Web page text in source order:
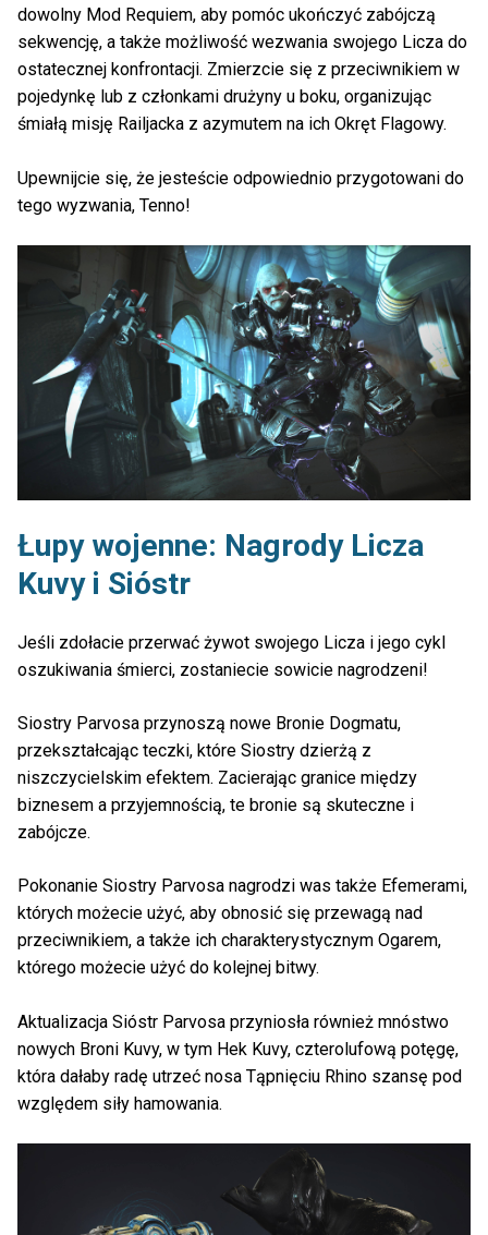
dowolny Mod Requiem, aby pomóc ukończyć zabójczą
sekwencję, a także możliwość wezwania swojego Licza do
ostatecznej konfrontacji. Zmierzcie się z przeciwnikiem w
pojedynkę lub z członkami drużyny u boku, organizując
śmiałą misję Railjacka z azymutem na ich Okręt Flagowy.
Upewnijcie się, że jesteście odpowiednio przygotowani do
tego wyzwania, Tenno!
Łupy wojenne: Nagrody Licza
Kuvy i Sióstr
Jeśli zdołacie przerwać żywot swojego Licza i jego cykl
oszukiwania śmierci, zostaniecie sowicie nagrodzeni!
Siostry Parvosa przynoszą nowe Bronie Dogmatu,
przekształcając teczki, które Siostry dzierżą z
niszczycielskim efektem. Zacierając granice między
biznesem a przyjemnością, te bronie są skuteczne i
zabójcze.
Pokonanie Siostry Parvosa nagrodzi was także Efemerami,
których możecie użyć, aby obnosić się przewagą nad
przeciwnikiem, a także ich charakterystycznym Ogarem,
którego możecie użyć do kolejnej bitwy.
Aktualizacja Sióstr Parvosa przyniosła również mnóstwo
nowych Broni Kuvy, w tym Hek Kuvy, czterolufową potęgę,
która dałaby radę utrzeć nosa Tąpnięciu Rhino szansę pod
względem siły hamowania.